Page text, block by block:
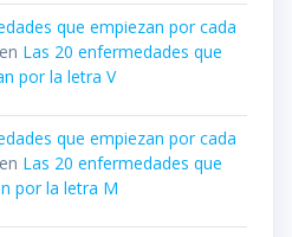
que empiezan por cada
en Las 20 enfermedades que
por la letra V
que empiezan por cada
en Las 20 enfermedades que
por la letra M